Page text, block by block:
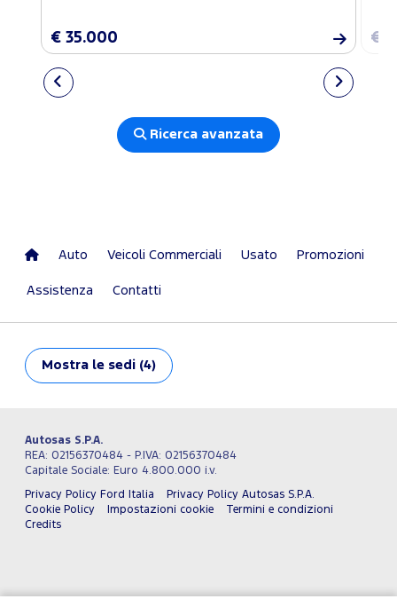
€ 35.000 €
Ricerca avanzata
Auto Veicoli Commerciali Usato Promozioni
Assistenza Contatti
Mostra le sedi (4)
Autosas S.P.A.
REA: 02156370484 - P.IVA: 02156370484
Capitale Sociale: Euro 4.800.000 i.v.
Privacy Policy Ford Italia
Privacy Policy Autosas S.P.A.
Cookie Policy
Impostazioni cookie
Termini e condizioni
Credits